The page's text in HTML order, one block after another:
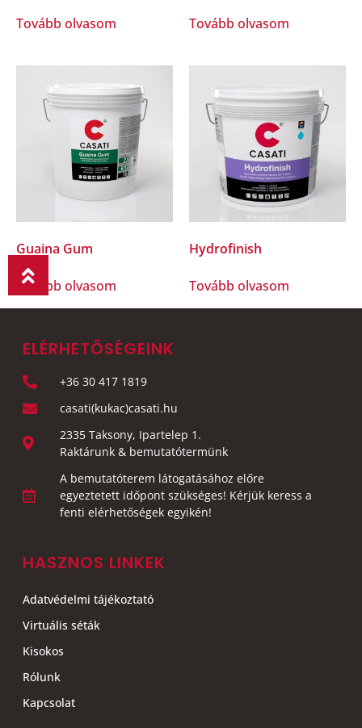
Tovább olvasom Tovább olvasom
Guaina Gum
Tovább olvasom
Hydrofinish
Tovább olvasom
ELÉRHETŐSÉGEINK
+36 30 417 1819
casati(kukac)casati.hu
2335 Taksony, Ipartelep 1.
Raktárunk & bemutatótermünk
A bemutatóterem látogatásához előre
egyeztetett időpont szükséges! Kérjük keress a
fenti elérhetőségek egyikén!
HASZNOS LINKEK
Adatvédelmi tájékoztató
Virtuális séták
Kisokos
Rólunk
Kapcsolat